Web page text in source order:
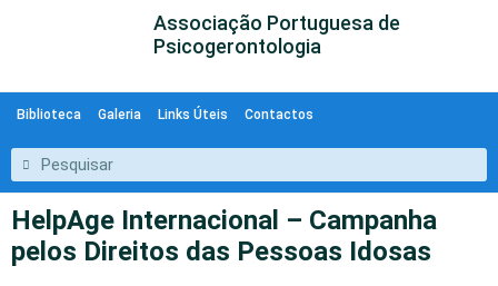
Associação Portuguesa de
Psicogerontologia
Biblioteca Galeria Links Úteis Contactos
HelpAge Internacional – Campanha
pelos Direitos das Pessoas Idosas